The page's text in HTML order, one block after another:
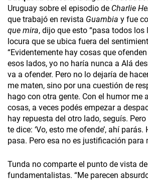
Uruguay sobre el episodio de Charlie
que trabajó en revista Guambia y fue
que mira, dijo que esto “pasa todos los
locura que se ubica fuera del
“Evidentemente hay cosas que
esos lados, yo no haría nunca a Alá
va a ofender. Pero no lo dejaría de
me maten, sino por una cuestión de
hago con otra gente. Con el humor me
cosas, a veces podés empezar a
hay repuesta del otro lado, seguís.
te dice: ‘Vo, esto me ofende’, ahí parás.
pasa. Pero esa no es justificación para
Tunda no comparte el punto de vista
fundamentalistas. “Me parecen